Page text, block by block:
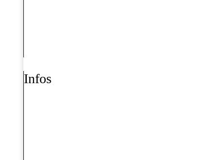
Infos